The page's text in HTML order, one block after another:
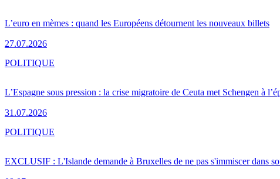
L’euro en mèmes : quand les Européens détournent les nouveaux billets
27.07.2026
L’Espagne sous pression : la crise migratoire de Ceuta met Schengen à
31.07.2026
POLITIQUE
EXCLUSIF : L'Islande demande à Bruxelles de ne pas s'immiscer dans
POLITIQUE